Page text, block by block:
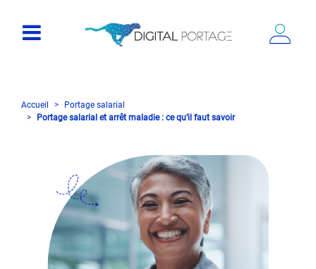
Accueil
Portage salarial
Portage salarial et arrêt maladie : ce qu’il faut savoir